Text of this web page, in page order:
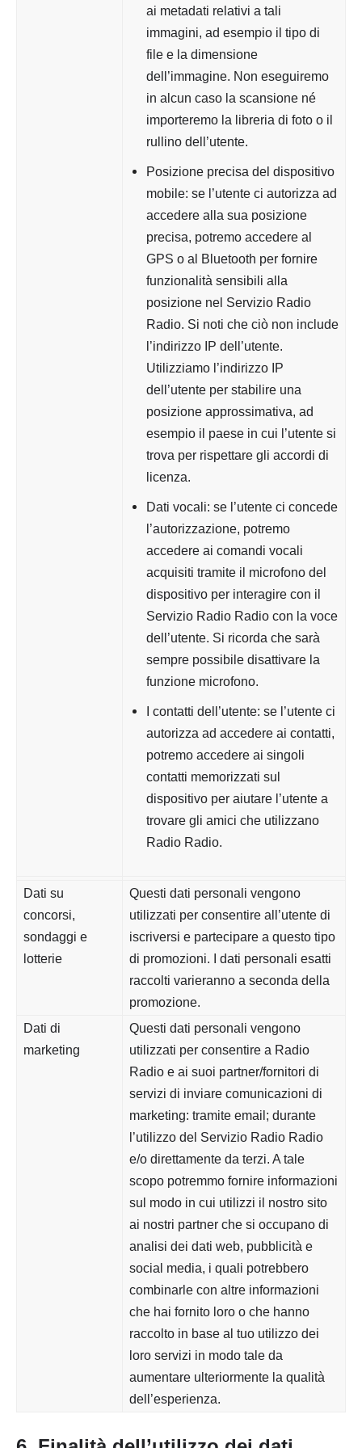
ai metadati relativi a tali
immagini, ad esempio il tipo di
file e la dimensione
dell’immagine. Non eseguiremo
in alcun caso la scansione né
importeremo la libreria di foto o il
rullino dell’utente.
Posizione precisa del dispositivo
mobile: se l’utente ci autorizza ad
accedere alla sua posizione
precisa, potremo accedere al
GPS o al Bluetooth per fornire
funzionalità sensibili alla
posizione nel Servizio Radio
Radio. Si noti che ciò non include
l’indirizzo IP dell’utente.
Utilizziamo l’indirizzo IP
dell’utente per stabilire una
posizione approssimativa, ad
esempio il paese in cui l’utente si
trova per rispettare gli accordi di
licenza.
Dati vocali: se l’utente ci concede
l’autorizzazione, potremo
accedere ai comandi vocali
acquisiti tramite il microfono del
dispositivo per interagire con il
Servizio Radio Radio con la voce
dell’utente. Si ricorda che sarà
sempre possibile disattivare la
funzione microfono.
I contatti dell’utente: se l’utente ci
autorizza ad accedere ai contatti,
potremo accedere ai singoli
contatti memorizzati sul
dispositivo per aiutare l’utente a
trovare gli amici che utilizzano
Radio Radio.
Dati su
concorsi,
sondaggi e
lotterie
Questi dati personali vengono
utilizzati per consentire all’utente di
iscriversi e partecipare a questo tipo
di promozioni. I dati personali esatti
raccolti varieranno a seconda della
promozione.
Dati di
marketing
Questi dati personali vengono
utilizzati per consentire a Radio
Radio e ai suoi partner/fornitori di
servizi di inviare comunicazioni di
marketing: tramite email; durante
l’utilizzo del Servizio Radio Radio
e/o direttamente da terzi. A tale
scopo potremmo fornire informazioni
sul modo in cui utilizzi il nostro sito
ai nostri partner che si occupano di
analisi dei dati web, pubblicità e
social media, i quali potrebbero
combinarle con altre informazioni
che hai fornito loro o che hanno
raccolto in base al tuo utilizzo dei
loro servizi in modo tale da
aumentare ulteriormente la qualità
dell’esperienza.